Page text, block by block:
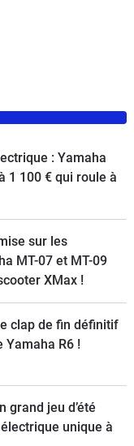
: Yamaha
1 100 € qui roule à
sur les
MT-07 et MT-09
XMax !
clap de fin définitif
Yamaha R6 !
grand jeu d’été
unique à